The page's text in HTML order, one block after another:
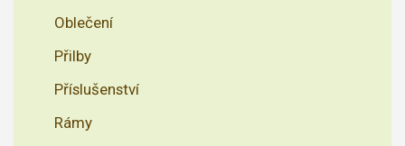
Oblečení
Přilby
Příslušenství
Rámy